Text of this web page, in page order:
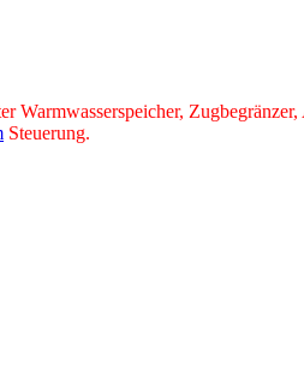
Steuerung.